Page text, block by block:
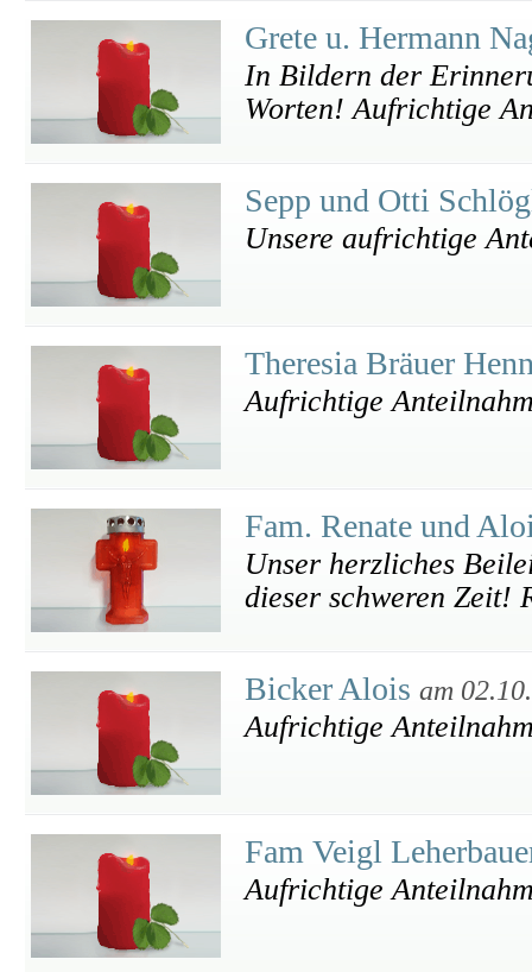
Grete u. Hermann
In Bildern der
Worten! Aufrichtige
Sepp und Otti
Unsere aufrichtige
Theresia Bräuer
Aufrichtige
Fam. Renate und
Unser herzliches
dieser schweren Zeit!
Bicker Alois am
Aufrichtige
Fam Veigl
Aufrichtige